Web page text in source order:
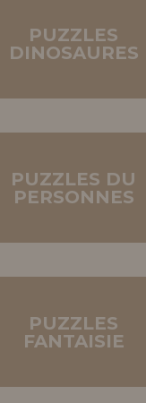
PUZZLES
DINOSAURES
PUZZLES DU
PERSONNES
PUZZLES
FANTAISIE